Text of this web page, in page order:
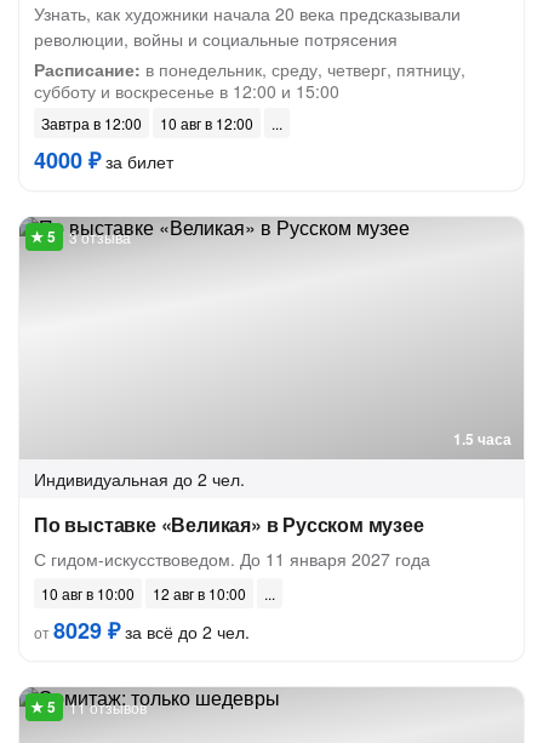
Узнать, как художники начала 20 века предсказывали
революции, войны и социальные потрясения
Расписание: в понедельник, среду, четверг, пятницу,
субботу и воскресенье в 12:00 и 15:00
Завтра в 12:00 10 авг в 12:00
4000 ₽за билет
1.5 часа
3 отзыва
Индивидуальная до 2 чел.
По выставке «Великая» в Русском музее
С гидом-искусствоведом. До 11 января 2027 года
10 авг в 10:00
12 авг в 10:00
от8029 ₽за всё до 2 чел.
11 отзывов